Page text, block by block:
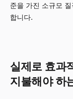
준을 가진 소규모
합니다.
실제로 효과
지불해야 하